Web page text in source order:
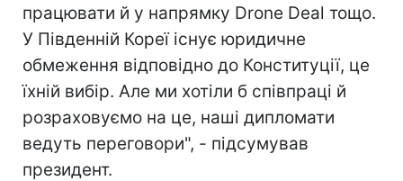
працювати й у напрямку Drone Deal тощо.
У Південній Кореї існує юридичне
обмеження відповідно до Конституції, це
їхній вибір. Але ми хотіли б співпраці й
розраховуємо на це, наші дипломати
ведуть переговори", - підсумував
президент.